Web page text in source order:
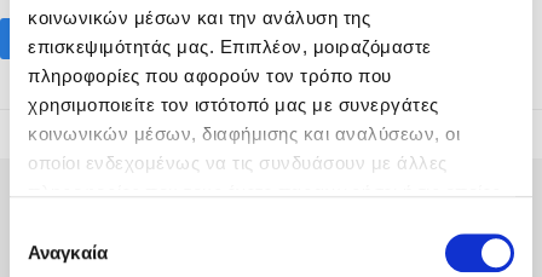
κοινωνικών μέσων και την ανάλυση της
επισκεψιμότητάς μας. Επιπλέον, μοιραζόμαστε
πληροφορίες που αφορούν τον τρόπο που
χρησιμοποιείτε τον ιστότοπό μας με συνεργάτες
κοινωνικών μέσων, διαφήμισης και αναλύσεων, οι
οποίοι ενδεχομένως να τις συνδυάσουν με άλλες
των υπηρεσιών τους.
συγκατάθεσης
Αναγκαία
Read More